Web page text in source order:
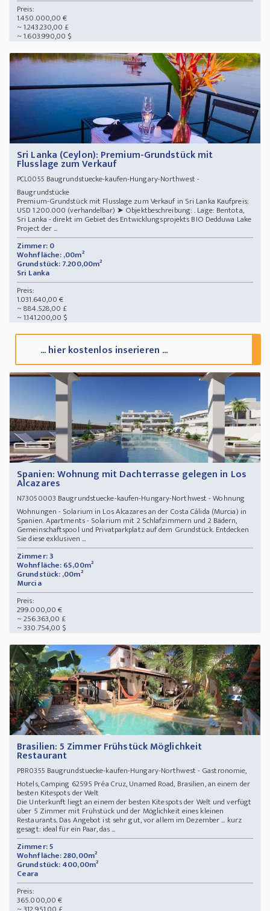
Preis:
1.450.000,00 €
~ 1.243.230,00 £
~ 1.603.990,00 $
Sri Lanka (Ceylon): Premium-Grundstück mit
Flusslage zum Verkauf
PCL0055 Baugrundstuecke-kaufen-Hungary-Northwest -
Baugrundstücke
Premium-Grundstück mit Flusslage zum Verkauf in Sri Lanka Kaufpreis:
USD 1.200.000 (verhandelbar) ➤ Objektbeschreibung: . Lage: Bentota,
Sri Lanka - direkt im Gebiet des Entwicklungsprojekts BIO Dedduwa Lake
Project der ...
Zimmer: 0
Wohnfläche: ,00m²
Grundstück: 7.200,00m²
Sri Lanka
Preis:
1.031.640,00 €
~ 884.528,00 £
~ 1.141.200,00 $
... hier kostenlos inserieren ...
Spanien: Wohnung mit Dachterrasse gelegen in Los
Alcazares
N73050003 Baugrundstuecke-kaufen-Hungary-Northwest - Wohnung
Wohnungen - Solarium in Los Alcazares an der Costa Cálida (Murcia) in
Spanien. Apartments - Solarium mit 2 Schlafzimmern und 2 Bädern,
Gemeinschaftspool und Privatparkplatz auf dem Grundstück. Entdecken
Sie diese exklusiven ...
Zimmer: 3
Wohnfläche: 65,00m²
Grundstück: ,00m²
Murcia
Preis:
299.000,00 €
~ 256.363,00 £
~ 330.754,00 $
Brasilien: 5 Zimmer Frühstück Möglichkeit
Restaurant
PBR0355 Baugrundstuecke-kaufen-Hungary-Northwest - Gastronomie,
Hotels, Camping 62595 Préa Cruz, Unamed Road, Brasilien, an einem der
besten Kitespots der Welt
Die Unterkunft liegt an einem der besten Kitespots der Welt und verfügt
über 5 Zimmer mit Frühstück und der Möglichkeit eines kleinen
Restaurants. Das Angebot ist sehr gut, vor allem im Dezember ... kurz
gesagt: ideal für ein Paar, das ...
Zimmer: 5
Wohnfläche: 280,00m²
Grundstück: 400,00m²
Ceara
Preis:
365.000,00 €